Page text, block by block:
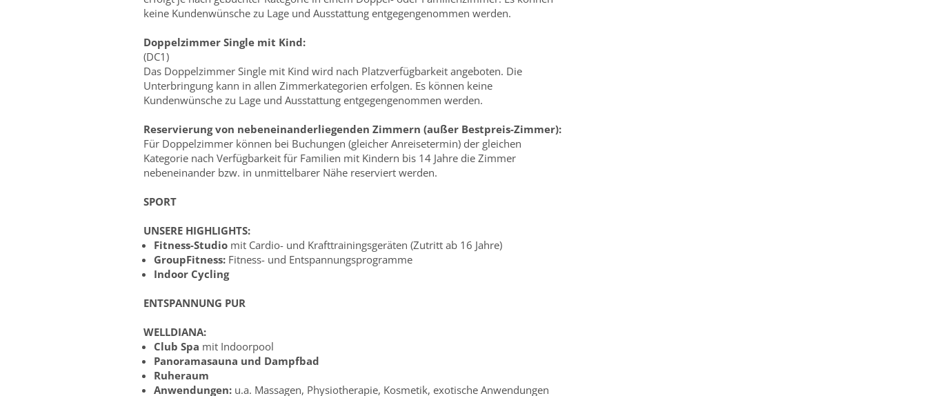
keine Kundenwünsche zu Lage und Ausstattung entgegengenommen werden.
Doppelzimmer Single mit Kind:
(DC1)
Das Doppelzimmer Single mit Kind wird nach Platzverfügbarkeit angeboten. Die
Unterbringung kann in allen Zimmerkategorien erfolgen. Es können keine
Kundenwünsche zu Lage und Ausstattung entgegengenommen werden.
Reservierung von nebeneinanderliegenden Zimmern (außer Bestpreis-Zimmer):
Für Doppelzimmer können bei Buchungen (gleicher Anreisetermin) der gleichen
Kategorie nach Verfügbarkeit für Familien mit Kindern bis 14 Jahre die Zimmer
nebeneinander bzw. in unmittelbarer Nähe reserviert werden.
SPORT
UNSERE HIGHLIGHTS:
Fitness-Studio mit Cardio- und Krafttrainingsgeräten (Zutritt ab 16 Jahre)
GroupFitness: Fitness- und Entspannungsprogramme
Indoor Cycling
ENTSPANNUNG PUR
WELLDIANA:
Club Spa mit Indoorpool
Panoramasauna und Dampfbad
Ruheraum
Anwendungen: u.a. Massagen, Physiotherapie, Kosmetik, exotische Anwendungen